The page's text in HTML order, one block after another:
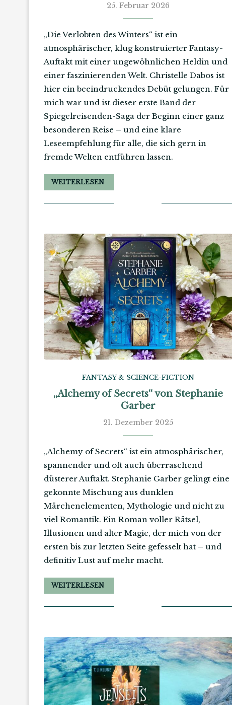
25. Februar 2026
„Die Verlobten des Winters“ ist ein
atmosphärischer, klug konstruierter Fantasy-
Auftakt mit einer ungewöhnlichen Heldin und
einer faszinierenden Welt. Christelle Dabos ist
hier ein beeindruckendes Debüt gelungen. Für
mich war und ist dieser erste Band der
Spiegelreisenden-Saga der Beginn einer ganz
besonderen Reise – und eine klare
Leseempfehlung für alle, die sich gern in
fremde Welten entführen lassen.
WEITERLESEN
FANTASY & SCIENCE-FICTION
„Alchemy of Secrets“ von Stephanie
Garber
21. Dezember 2025
„Alchemy of Secrets“ ist ein atmosphärischer,
spannender und oft auch überraschend
düsterer Auftakt. Stephanie Garber gelingt eine
gekonnte Mischung aus dunklen
Märchenelementen, Mythologie und nicht zu
viel Romantik. Ein Roman voller Rätsel,
Illusionen und alter Magie, der mich von der
ersten bis zur letzten Seite gefesselt hat – und
definitiv Lust auf mehr macht.
WEITERLESEN